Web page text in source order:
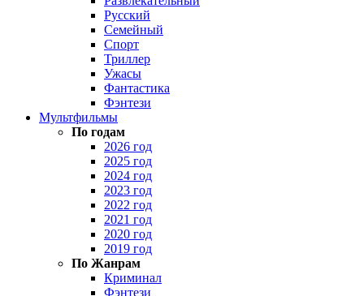
Русский
Семейный
Спорт
Триллер
Ужасы
Фантастика
Фэнтези
Мультфильмы
По годам
2026 год
2025 год
2024 год
2023 год
2022 год
2021 год
2020 год
2019 год
По Жанрам
Криминал
Фэнтези